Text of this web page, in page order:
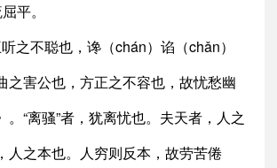
平。
之不聪也，谗（chán）谄（chǎn）
之害公也，方正之不容也，故忧愁幽
。“离骚”者，犹离忧也。夫天者，人之
人之本也。人穷则反本，故劳苦倦